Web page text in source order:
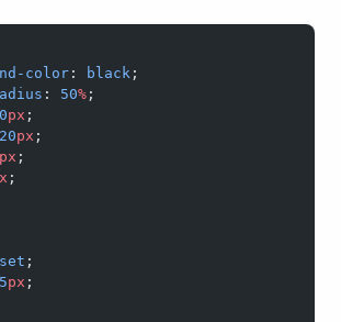
color
: black ;
: 50% ;
px ;
20px ;
px ;
;
;
px ;